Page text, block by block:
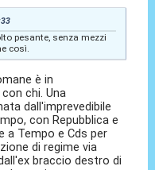
pesante, senza mezzi
così.
è in
chi. Una
dall'imprevedibile
con Repubblica e
a Tempo e Cds per
di regime via
braccio destro di